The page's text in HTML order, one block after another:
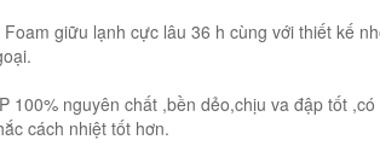
giữu lạnh cực lâu 36 h cùng với thiết kế
100% nguyên chất ,bền dẻo,chịu va đập tốt
cách nhiệt tốt hơn.